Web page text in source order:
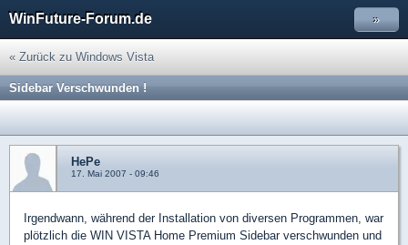
WinFuture-Forum.de »
« Zurück zu Windows Vista
Sidebar Verschwunden !
HePe
17. Mai 2007 - 09:46
Irgendwann, während der Installation von diversen Programmen, war
plötzlich die WIN VISTA Home Premium Sidebar verschwunden und